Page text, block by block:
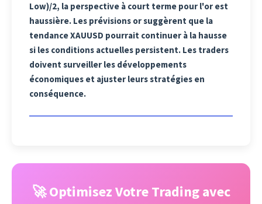
Low)/2, la perspective à court terme pour l'or est
haussière. Les prévisions or suggèrent que la
tendance XAUUSD pourrait continuer à la hausse
si les conditions actuelles persistent. Les traders
doivent surveiller les développements
économiques et ajuster leurs stratégies en
conséquence.
🚀 Optimisez Votre Trading avec